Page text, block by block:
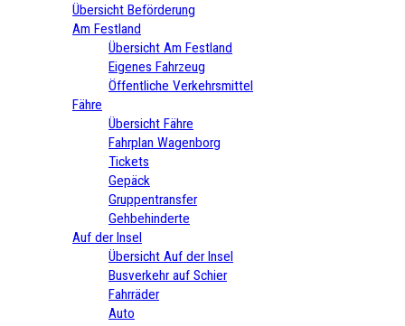
Übersicht Beförderung
Am Festland
Übersicht Am Festland
Eigenes Fahrzeug
Öffentliche Verkehrsmittel
Fähre
Übersicht Fähre
Fahrplan Wagenborg
Tickets
Gepäck
Gruppentransfer
Gehbehinderte
Auf der Insel
Übersicht Auf der Insel
Busverkehr auf Schier
Fahrräder
Auto